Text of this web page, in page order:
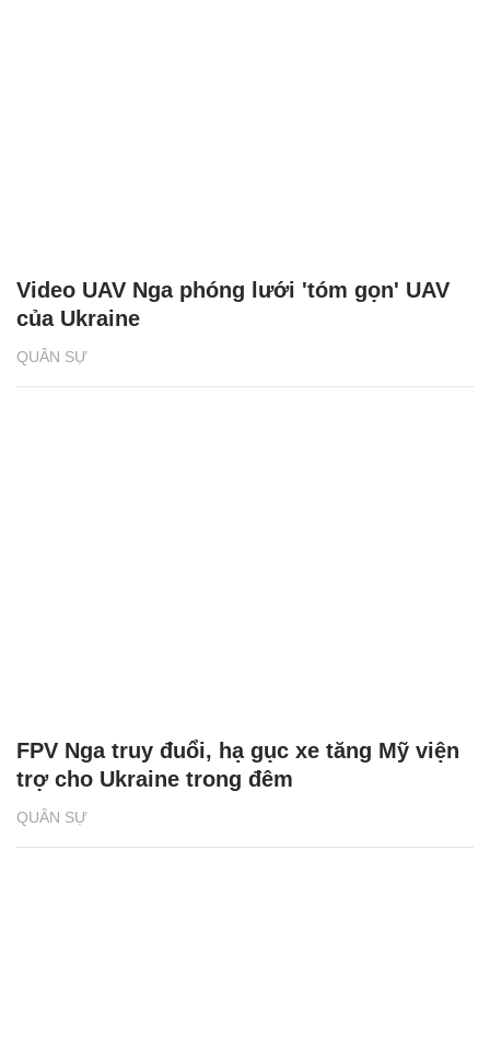
QUÂN SỰ
Video UAV Nga phóng lưới 'tóm gọn' UAV
của Ukraine
QUÂN SỰ
FPV Nga truy đuổi, hạ gục xe tăng Mỹ viện
trợ cho Ukraine trong đêm